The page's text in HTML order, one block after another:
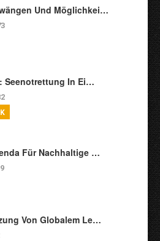
Und Möglichkei…
Seenotrettung In Ei…
Für Nachhaltige …
Von Globalem Le…